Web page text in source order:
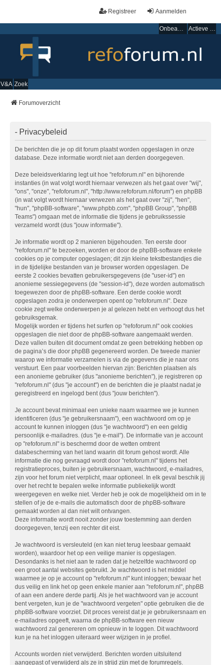
Aanmelden
Registreer
Onbeantwoorde onderwerpen Actieve onderwerpen
V&A Zoek
Forumoverzicht
- Privacybeleid
De berichten die je op dit forum plaatst worden opgeslagen in onze
database. Deze informatie wordt niet aan derden doorgegeven.
Deze beleidsverklaring legt uit hoe "refoforum.nl" en bijhorende
instanties (in wat volgt wordt hiernaar verwezen als het gaat over "wij",
"ons", "onze", "refoforum.nl", "http://www.refoforum.nl/forum") en phpBB
(in wat volgt wordt hiernaar verwezen als het gaat over "zij", "hen",
"hun", "phpBB-software", "www.phpbb.com", "phpBB Group", "phpBB
Teams") omgaan met de informatie die tijdens je gebruikssessie
verzameld wordt (dus "jouw informatie").
Je informatie wordt op 2 manieren bijgehouden. Ten eerste door
"refoforum.nl" te bezoeken, worden er door de phpBB-software enkele
cookies op je computer opgeslagen; dit zijn kleine tekstbestandjes die
in de tijdelijke bestanden van je browser worden opgeslagen. De
eerste 2 cookies bevatten gebruikersgegevens (de "user-id") en
anonieme sessiegegevens (de "session-id"), deze worden automatisch
toegewezen door de phpBB-software. Een derde cookie wordt
opgeslagen zodra je onderwerpen opent op "refoforum.nl". Deze
cookie zegt welke onderwerpen je al gelezen hebt en verhoogt dus het
gebruiksgemak.
Mogelijk worden er tijdens het surfen op "refoforum.nl" ook cookies
opgeslagen die niet door de phpBB-software aangemaakt werden.
Deze vallen buiten dit document omdat ze geen betrekking hebben op
de pagina’s die door phpBB gegenereerd worden. De tweede manier
waarop we informatie verzamelen is via de gegevens die je naar ons
verstuurt. Een paar voorbeelden hiervan zijn: Berichten plaatsen als
een anonieme gebruiker (dus "anonieme berichten"), je registreren op
"refoforum.nl" (dus "je account") en de berichten die je plaatst nadat je
geregistreerd en ingelogd bent (dus "jouw berichten").
Je account bevat minimaal een unieke naam waarmee we je kunnen
identificeren (dus "je gebruikersnaam"), een wachtwoord om op je
account te kunnen inloggen (dus "je wachtwoord") en een geldig
persoonlijk e-mailadres. (dus "je e-mail"). De informatie van je account
op "refoforum.nl" is beschermd door de wetten omtrent
databescherming van het land waarin dit forum gehost wordt. Alle
informatie die nog gevraagd wordt door "refoforum.nl" tijdens het
registratieproces, buiten je gebruikersnaam, wachtwoord, e-mailadres,
zijn voor het forum niet verplicht, maar optioneel. In elk geval beschik jij
over het recht te bepalen welke informatie publiekelijk wordt
weergegeven en welke niet. Verder heb je ook de mogelijkheid om in te
stellen of je de e-mails die automatisch door de phpBB-software
gemaakt worden al dan niet wilt ontvangen.
Deze informatie wordt nooit zonder jouw toestemming aan derden
doorgegeven, tenzij een rechter dit eist.
Je wachtwoord is versleuteld (en kan niet terug leesbaar gemaakt
worden), waardoor het op een veilige manier is opgeslagen.
Desondanks is het niet aan te raden dat je hetzelfde wachtwoord op
een groot aantal websites gebruikt. Je wachtwoord is het middel
waarmee je op je account op "refoforum.nl" kunt inloggen; bewaar het
dus veilig en link het op geen enkele manier aan "refoforum.nl", phpBB
of aan een andere derde partij. Als je het wachtwoord van je account
bent vergeten, kun je de "wachtwoord vergeten" optie gebruiken die de
phpBB-software voorziet. Dit proces vereist dat je je gebruikersnaam en
e-mailadres opgeeft, waarna de phpBB-software een nieuw
wachtwoord zal genereren om opnieuw in te loggen. Dit wachtwoord
kun je na het inloggen uiteraard weer wijzigen in je profiel.
Accounts worden niet verwijderd. Berichten worden uitsluitend
aangepast of verwijderd als ze in strijd zijn met de forumregels.